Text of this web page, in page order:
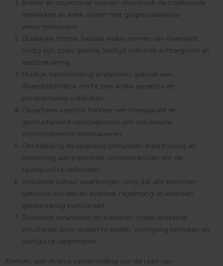
Breder en objectiever werven: doorbreek de traditionele
netwerken en werk samen met gespecialiseerde
wervingsbureaus.
Duidelijke criteria: bepaal welke vormen van diversiteit
nodig zijn, zoals gender, leeftijd, culturele achtergrond en
sectorervaring.
Huidige samenstelling analyseren: gebruik een
diversiteitsmatrix om te zien welke expertise en
perspectieven ontbreken.
Objectieve selectie: hanteer een transparant en
gestructureerd selectieproces om onbewuste
vooroordelen te minimaliseren.
Ontwikkeling en opleiding stimuleren: bied training en
mentoring aan potentiële commissarissen om de
talentpool te verbreden.
Inclusieve cultuur waarborgen: zorg dat alle stemmen
gehoord worden en evalueer regelmatig of iedereen
gelijkwaardig participeert.
Diversiteit verankeren en bewaken: maak diversiteit
structureel door doelen te stellen, voortgang te meten en
jaarlijks te rapporteren.
Kortom, een diverse samenstelling van de raad van